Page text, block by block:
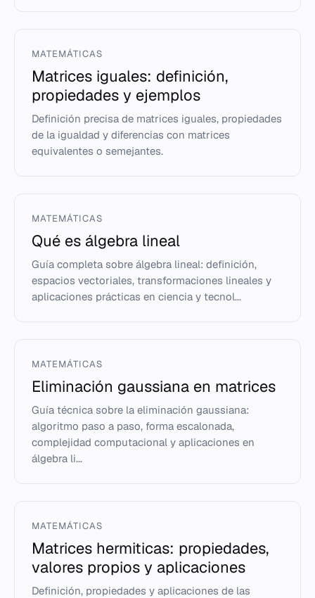
MATEMÁTICAS
Matrices iguales: definición,
propiedades y ejemplos
Definición precisa de matrices iguales, propiedades
de la igualdad y diferencias con matrices
equivalentes o semejantes.
MATEMÁTICAS
Qué es álgebra lineal
Guía completa sobre álgebra lineal: definición,
espacios vectoriales, transformaciones lineales y
aplicaciones prácticas en ciencia y tecnol...
MATEMÁTICAS
Eliminación gaussiana en matrices
Guía técnica sobre la eliminación gaussiana:
algoritmo paso a paso, forma escalonada,
complejidad computacional y aplicaciones en
álgebra li...
MATEMÁTICAS
Matrices hermiticas: propiedades,
valores propios y aplicaciones
Definición, propiedades y aplicaciones de las